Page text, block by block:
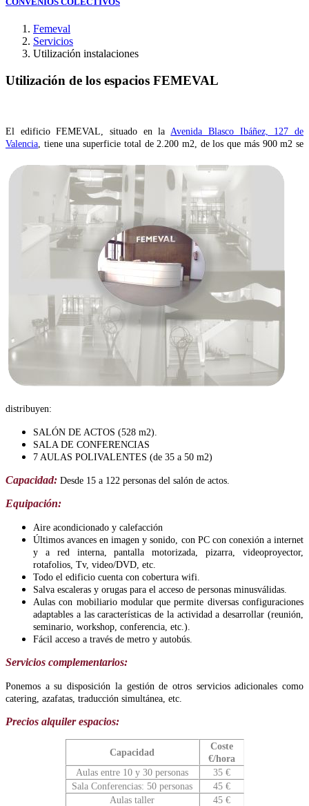
Femeval
Servicios
Utilización instalaciones
Utilización de los espacios FEMEVAL
El edificio FEMEVAL, situado en la Avenida Blasco Ibáñez, 127 de
Valencia , tiene una superficie total de 2.200 m2, de los que más 900 m2 se
distribuyen:
SALÓN DE ACTOS (528 m2).
SALA DE CONFERENCIAS
7 AULAS POLIVALENTES (de 35 a 50 m2)
Capacidad: Desde 15 a 122 personas del salón de actos.
Equipación:
Aire acondicionado y calefacción
Últimos avances en imagen y sonido, con PC con conexión a internet
y a red interna, pantalla motorizada, pizarra, videoproyector,
rotafolios, Tv, video/DVD, etc.
Todo el edificio cuenta con cobertura wifi.
Salva escaleras y orugas para el acceso de personas minusválidas.
Aulas con mobiliario modular que permite diversas configuraciones
adaptables a las características de la actividad a desarrollar (reunión,
seminario, workshop, conferencia, etc.).
Fácil acceso a través de metro y autobús.
Servicios complementarios:
Ponemos a su disposición la gestión de otros servicios adicionales como
catering, azafatas, traducción simultánea, etc.
Precios alquiler espacios:
Capacidad
Coste
€/hora
Aulas entre 10 y 30 personas
35 €
Sala Conferencias: 50 personas
45 €
Aulas taller
45 €